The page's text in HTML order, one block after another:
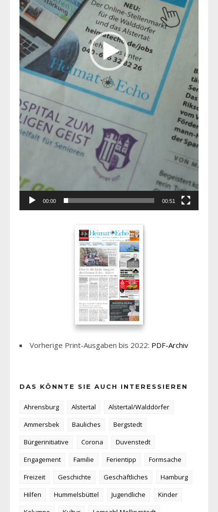
00:00 00:51
Vorherige Print-Ausgaben bis 2022: PDF-Archiv
DAS KÖNNTE SIE AUCH INTERESSIEREN
Ahrensburg Alstertal
Alstertal/Walddörfer
Ammersbek
Bauliches
Bergstedt
Bürgerinitiative
Corona
Duvenstedt
Engagement
Familie Ferientipp
Formsache
Freizeit
Geschichte Geschäftliches
Hamburg
Hilfen
Hummelsbüttel Jugendliche
Kinder